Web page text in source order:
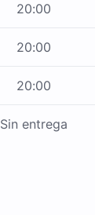
20:00
20:00
20:00
Sin entrega